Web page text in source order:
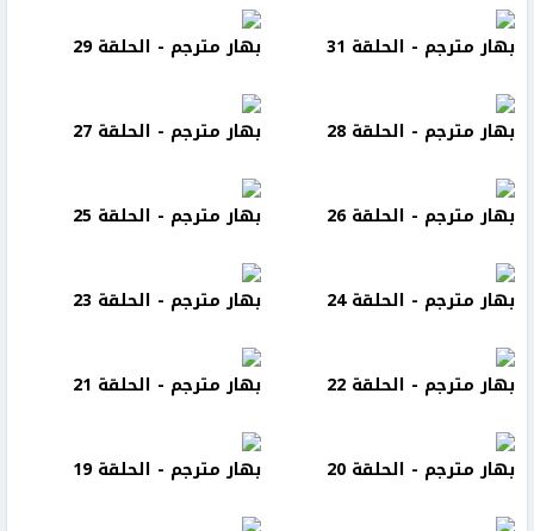
بهار مترجم - الحلقة 31 بهار مترجم - الحلقة 29
بهار مترجم - الحلقة 28 بهار مترجم - الحلقة 27
بهار مترجم - الحلقة 26 بهار مترجم - الحلقة 25
بهار مترجم - الحلقة 24 بهار مترجم - الحلقة 23
بهار مترجم - الحلقة 22 بهار مترجم - الحلقة 21
بهار مترجم - الحلقة 20 بهار مترجم - الحلقة 19